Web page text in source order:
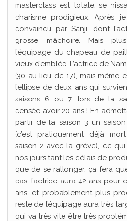
masterclass est totale, se
charisme prodigieux. Après
convaincu par Sanji, dont
grosse mâchoire. Mais
l’équipage du chapeau de
vieux d’emblée. L’actrice de
(30 au lieu de 17), mais même
l’ellipse de deux ans qui
saisons 6 ou 7, lors de la
censée avoir 20 ans ! En
partir de la saison 3 un
(c’est pratiquement déjà
saison 2 avec la grève), ce
nos jours tant les délais de
que de se rallonger, ça fera
cas, l’actrice aura 42 ans pour
ans, et probablement plus
reste de l’équipage aura très
qui va très vite être très